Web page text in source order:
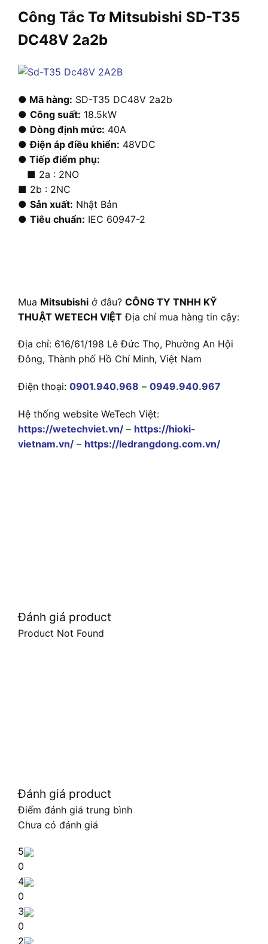
Công Tắc Tơ Mitsubishi SD-T35
DC48V 2a2b
● Mã hàng: SD-T35 DC48V 2a2b
● Công suất: 18.5kW
● Dòng định mức: 40A
●Điện áp điều khiển: 48VDC
● Tiếp điểm phụ:
■ 2a : 2NO
■ 2b : 2NC
● Sản xuất: Nhật Bản
● Tiêu chuẩn: IEC 60947-2
Mua Mitsubishi ở đâu? CÔNG TY TNHH KỸ
THUẬT WETECH VIỆT Địa chỉ mua hàng tin cậy:
Địa chỉ: 616/61/198 Lê Đức Thọ, Phường An Hội
Đông, Thành phố Hồ Chí Minh, Việt Nam
Điện thoại: 0901.940.968 – 0949.940.967
Hệ thống website WeTech Việt:
https://wetechviet.vn/ – https://hioki-
vietnam.vn/ – https://ledrangdong.com.vn/
Đánh giá product
Product Not Found
Đánh giá product
Điểm đánh giá trung bình
Chưa có đánh giá
5
0
4
0
3
0
2